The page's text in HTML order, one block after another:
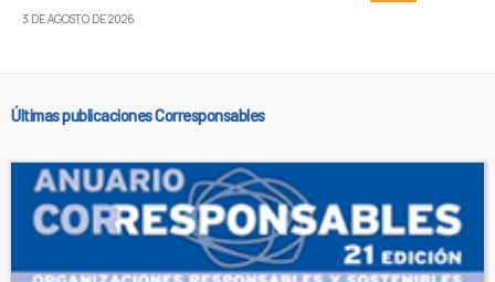
3 DE AGOSTO DE 2026
Últimas publicaciones Corresponsables